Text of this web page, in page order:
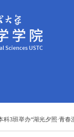
科3班举办“湖光夕照·青春